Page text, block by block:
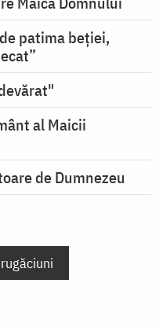
patima beției,
al Maicii
de Dumnezeu